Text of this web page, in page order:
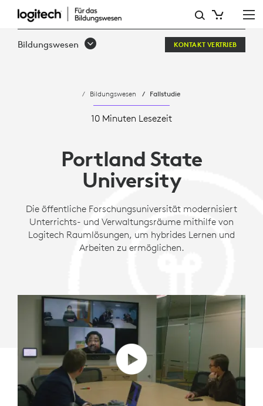
PORTLAND
STATE
Bildungswesen KONTAKT VERTRIEB
Bildungswesen Fallstudie
10 Minuten Lesezeit
Portland State
University
Die öffentliche Forschungsuniversität modernisiert
Unterrichts- und Verwaltungsräume mithilfe von
Logitech Raumlösungen, um hybrides Lernen und
Arbeiten zu ermöglichen.